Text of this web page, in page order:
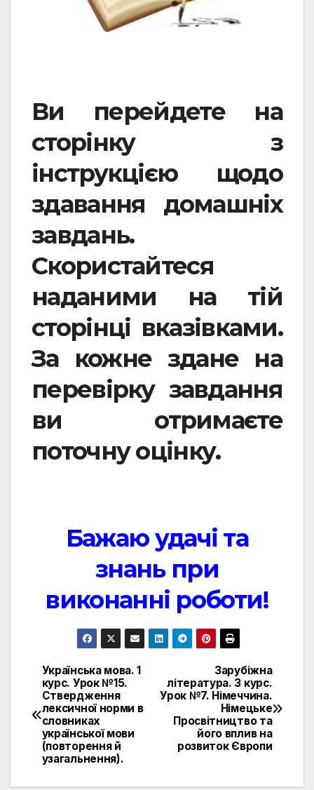
Ви перейдете на
сторінку з
інструкцією щодо
здавання домашніх
завдань.
Скористайтеся
наданими на тій
сторінці вказівками.
За кожне здане на
перевірку завдання
ви отримаєте
поточну оцінку.
Бажаю удачі та
знань при
виконанні роботи!
Навигация
по
записям
Зарубіжна
література. 3 курс.
Урок №7. Німеччина.
Німецьке
Просвітництво та
його вплив на
розвиток Європи
Українська мова. 1
курс. Урок №15.
Ствердження
лексичної норми в
словниках
української мови
(повторення й
узагальнення).